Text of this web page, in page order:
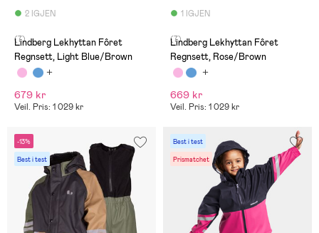
2 IGJEN
(7)
Lindberg Lekhyttan Fôret
Regnsett, Light Blue/Brown
679 kr
Veil. Pris: 1 029 kr
1 IGJEN
(7)
Lindberg Lekhyttan Fôret
Regnsett, Rose/Brown
669 kr
Veil. Pris: 1 029 kr
-13%
Best i test
Best i test
Prismatchet